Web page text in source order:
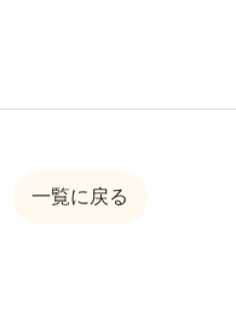
一覧に戻る